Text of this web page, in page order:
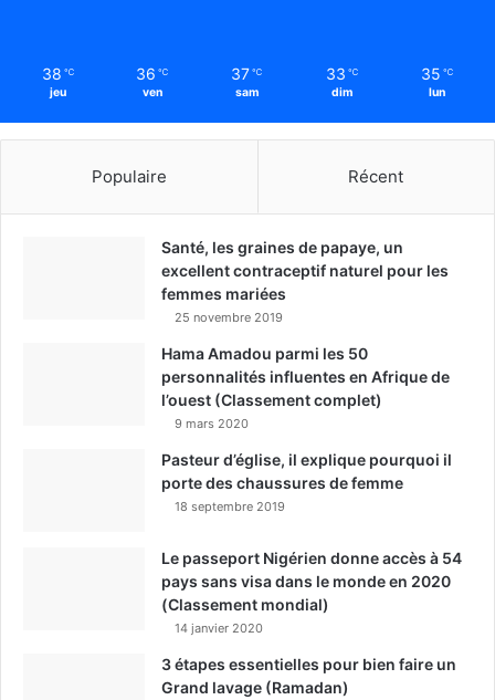
38 ℃
jeu
36 ℃
ven
37 ℃
sam
33 ℃
dim
35 ℃
lun
Populaire Récent
Santé, les graines de papaye, un
excellent contraceptif naturel pour les
femmes mariées
25 novembre 2019
Hama Amadou parmi les 50
personnalités influentes en Afrique de
l’ouest (Classement complet)
9 mars 2020
Pasteur d’église, il explique pourquoi il
porte des chaussures de femme
18 septembre 2019
Le passeport Nigérien donne accès à 54
pays sans visa dans le monde en 2020
(Classement mondial)
14 janvier 2020
3 étapes essentielles pour bien faire un
Grand lavage (Ramadan)